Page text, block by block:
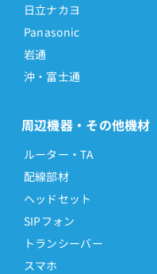
日立ナカヨ
Panasonic
岩通
沖・富士通
周辺機器・その他機材
ルーター・TA
配線部材
ヘッドセット
SIPフォン
トランシーバー
スマホ